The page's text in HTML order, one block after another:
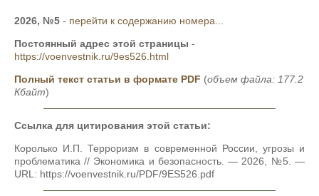
2026, №5 - перейти к содержанию номера...
Постоянный адрес этой страницы -
https://voenvestnik.ru/9es526.html
Полный текст статьи в формате PDF (объем файла: 177.2
Кбайт)
Ссылка для цитирования этой статьи:
Королько И.П. Терроризм в современной России, угрозы и
проблематика // Экономика и безопасность. — 2026, №5. —
URL: https://voenvestnik.ru/PDF/9ES526.pdf